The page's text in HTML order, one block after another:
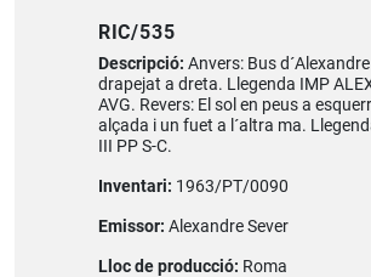
RIC/535
Descripció: Anvers: Bus
drapejat a dreta. Llegenda IMP
AVG. Revers: El sol en peus a
alçada i un fuet a l´altra ma.
III PP S-C.
Inventari: 1963/PT/0090
Emissor: Alexandre Sever
Lloc de producció: Roma